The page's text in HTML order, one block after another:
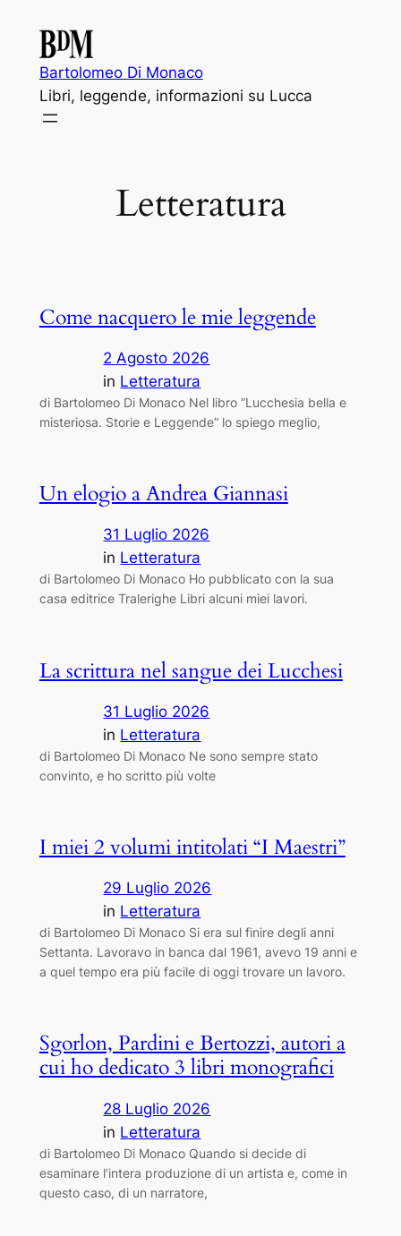
contenuto
Bartolomeo Di Monaco
Libri, leggende, informazioni su Lucca
Letteratura
Come nacquero le mie leggende
2 Agosto 2026
in Letteratura
di Bartolomeo Di Monaco Nel libro “Lucchesia bella e
misteriosa. Storie e Leggende” lo spiego meglio,
Un elogio a Andrea Giannasi
31 Luglio 2026
in Letteratura
di Bartolomeo Di Monaco Ho pubblicato con la sua
casa editrice Tralerighe Libri alcuni miei lavori.
La scrittura nel sangue dei Lucchesi
31 Luglio 2026
in Letteratura
di Bartolomeo Di Monaco Ne sono sempre stato
convinto, e ho scritto più volte
I miei 2 volumi intitolati “I Maestri”
29 Luglio 2026
in Letteratura
di Bartolomeo Di Monaco Si era sul finire degli anni
Settanta. Lavoravo in banca dal 1961, avevo 19 anni e
a quel tempo era più facile di oggi trovare un lavoro.
Sgorlon, Pardini e Bertozzi, autori a
cui ho dedicato 3 libri monografici
28 Luglio 2026
in Letteratura
di Bartolomeo Di Monaco Quando si decide di
esaminare l’intera produzione di un artista e, come in
questo caso, di un narratore,